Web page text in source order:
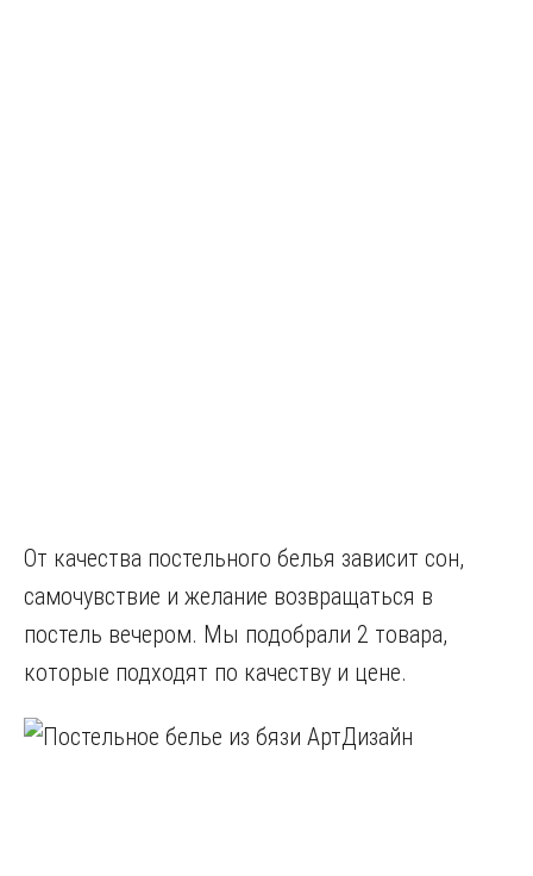
От качества постельного белья зависит сон,
самочувствие и желание возвращаться в
постель вечером. Мы подобрали 2 товара,
которые подходят по качеству и цене.